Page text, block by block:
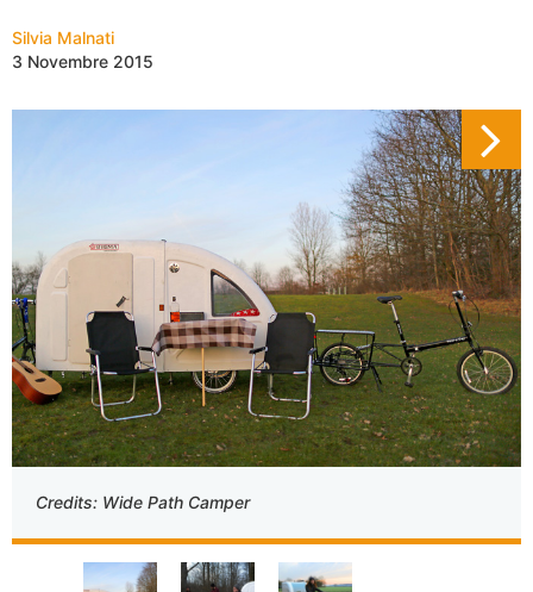
Silvia Malnati
3 Novembre 2015
Credits: Wide Path Camper